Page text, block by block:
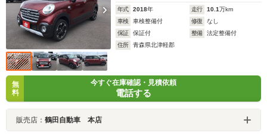
年式 2018年 走行 10.1万km
車検
車検整備付 修復
なし
保証
保証付 整備
法定整備付
住所
青森県北津軽郡
無
料
今すぐ在庫確認・見積依頼
電話する
販売店： 鶴田自動車 本店